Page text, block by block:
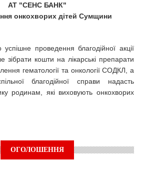
АТ "СЕНС БАНК"
онкохворих дітей Сумщини
проведення благодійної акції
кошти на лікарські препарати
гематології та онкології СОДКЛ, а
благодійної справи надасть
родинам, які виховують онкохворих
ОГОЛОШЕННЯ